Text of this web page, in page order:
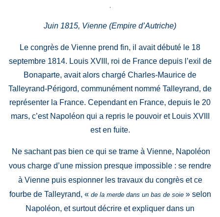
.
Juin 1815, Vienne (Empire d’Autriche)
Le congrès de Vienne prend fin, il avait débuté le 18
septembre 1814. Louis XVIII, roi de France depuis l’exil de
Bonaparte, avait alors chargé Charles-Maurice de
Talleyrand-Périgord, communément nommé Talleyrand, de
représenter la France. Cependant en France, depuis le 20
mars, c’est Napoléon qui a repris le pouvoir et Louis XVIII
est en fuite.
Ne sachant pas bien ce qui se trame à Vienne, Napoléon
vous charge d’une mission presque impossible : se rendre
à Vienne puis espionner les travaux du congrès et ce
fourbe de Talleyrand, « de la merde dans un bas de soie» selon
Napoléon, et surtout décrire et expliquer dans un